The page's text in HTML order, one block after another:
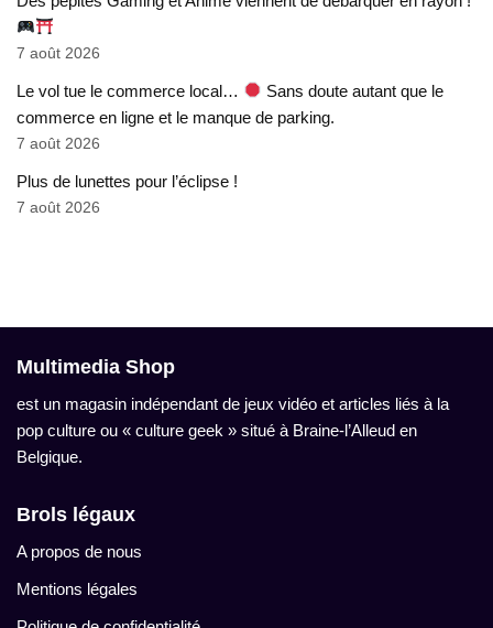
7 août 2026
Le vol tue le commerce local…
Sans doute autant que le
commerce en ligne et le manque de parking.
7 août 2026
Plus de lunettes pour l’éclipse !
7 août 2026
Multimedia Shop
est un magasin indépendant de jeux vidéo et articles liés à la
pop culture ou « culture geek » situé à Braine-l’Alleud en
Belgique.
Brols légaux
A propos de nous
Mentions légales